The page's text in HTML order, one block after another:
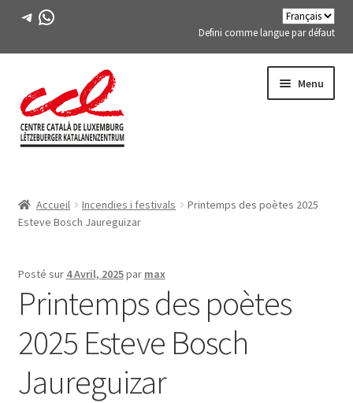
Télégramme
WhatsApp
Defini comme langue par défaut
la
navigation
au
contenu
Menu
menu
ACTIVITÉS
Expand
MEMBRES DE FES-TE
LIVRE
SE CONNECTER
Accueil Incendies i festivals
Printemps des poètes 2025
Esteve Bosch Jaureguizar
Posté sur 4 Avril, 2025par max
Printemps des poètes
2025 Esteve Bosch
Jaureguizar